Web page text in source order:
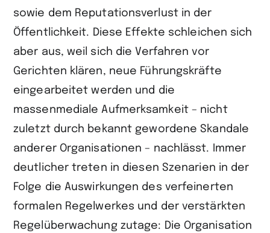
sowie dem Reputationsverlust in der
Öffentlichkeit. Diese Effekte schleichen sich
aber aus, weil sich die Verfahren vor
Gerichten klären, neue Führungskräfte
eingearbeitet werden und die
massenmediale Aufmerksamkeit – nicht
zuletzt durch bekannt gewordene Skandale
anderer Organisationen – nachlässt. Immer
deutlicher treten in diesen Szenarien in der
Folge die Auswirkungen des verfeinerten
formalen Regelwerkes und der verstärkten
Regelüberwachung zutage: Die Organisation